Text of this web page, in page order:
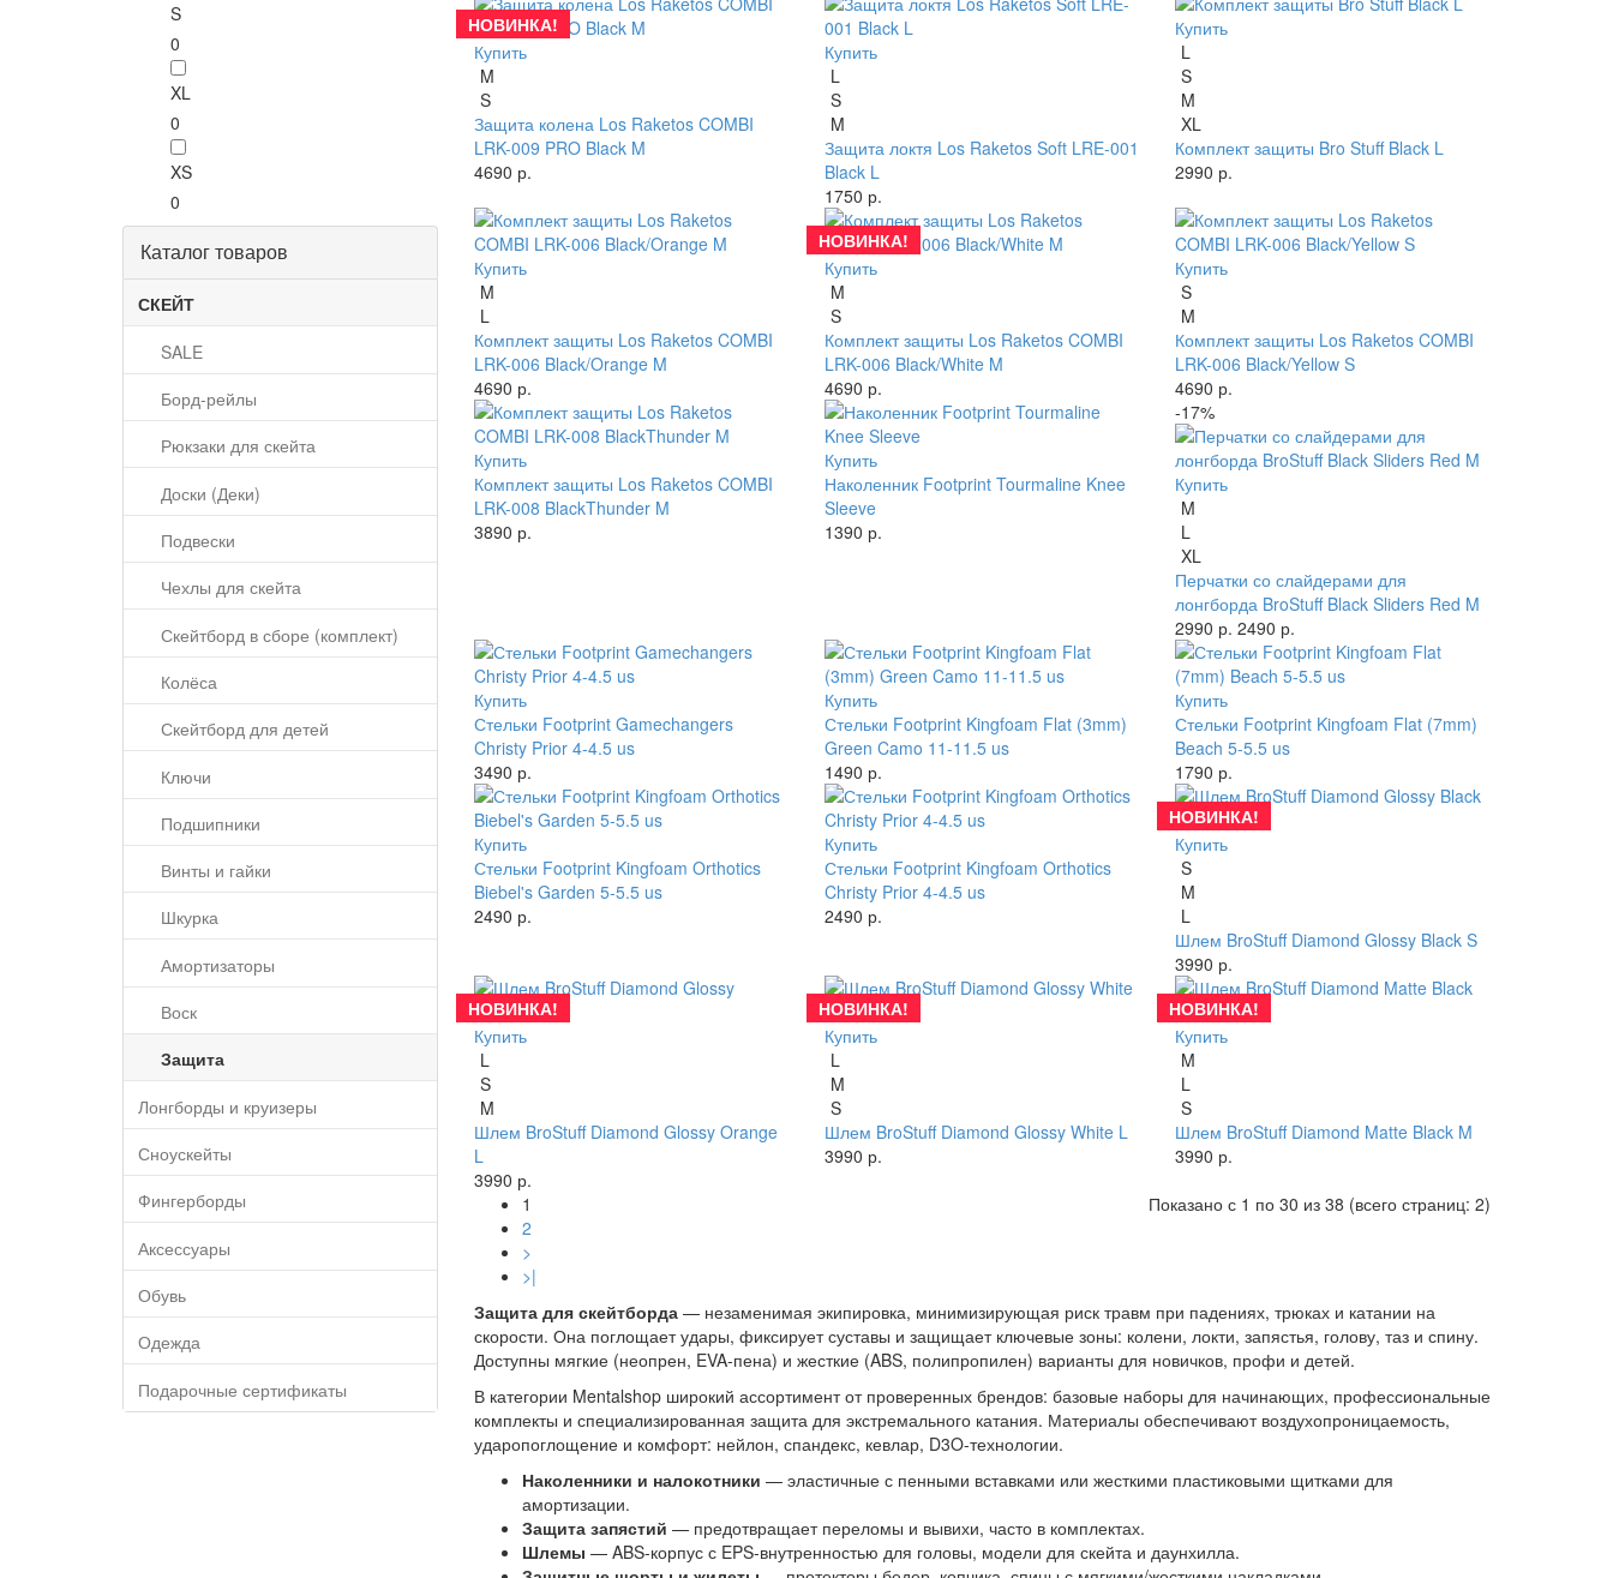
S
0
XL
0
XS
0
Каталог товаров
СКЕЙТ
SALE
Борд-рейлы
Рюкзаки для скейта
Доски (Деки)
Подвески
Чехлы для скейта
Скейтборд в сборе (комплект)
Колёса
Скейтборд для детей
Ключи
Подшипники
Винты и гайки
Шкурка
Амортизаторы
Воск
Защита
Лонгборды и круизеры
Сноускейты
Фингерборды
Аксессуары
Обувь
Одежда
Подарочные сертификаты
НОВИНКА!
Купить
M
S
Защита колена Los Raketos COMBI
LRK-009 PRO Black M
4690 р.
Купить
L
S
M
Защита локтя Los Raketos Soft LRE-001
Black L
1750 р.
Купить
L
S
M
XL
Комплект защиты Bro Stuff Black L
2990 р.
Купить
M
L
Комплект защиты Los Raketos COMBI
LRK-006 Black/Orange M
4690 р.
НОВИНКА!
Купить
M
S
Комплект защиты Los Raketos COMBI
LRK-006 Black/White M
4690 р.
Купить
S
M
Комплект защиты Los Raketos COMBI
LRK-006 Black/Yellow S
4690 р.
Купить
Комплект защиты Los Raketos COMBI
LRK-008 BlackThunder M
3890 р.
Купить
Наколенник Footprint Tourmaline Knee
Sleeve
1390 р.
-17%
Купить
M
L
XL
Перчатки со слайдерами для
лонгборда BroStuff Black Sliders Red M
2990 р. 2490 р.
Купить
Стельки Footprint Gamechangers
Christy Prior 4-4.5 us
3490 р.
Купить
Стельки Footprint Kingfoam Flat (3mm)
Green Camo 11-11.5 us
1490 р.
Купить
Стельки Footprint Kingfoam Flat (7mm)
Beach 5-5.5 us
1790 р.
Купить
Стельки Footprint Kingfoam Orthotics
Biebel's Garden 5-5.5 us
2490 р.
Купить
Стельки Footprint Kingfoam Orthotics
Christy Prior 4-4.5 us
2490 р.
НОВИНКА!
Купить
S
M
L
Шлем BroStuff Diamond Glossy Black S
3990 р.
НОВИНКА!
Купить
L
S
M
Шлем BroStuff Diamond Glossy Orange
L
3990 р.
НОВИНКА!
Купить
L
M
S
Шлем BroStuff Diamond Glossy White L
3990 р.
НОВИНКА!
Купить
M
L
S
Шлем BroStuff Diamond Matte Black M
3990 р.
1
2
>
>|
Показано с 1 по 30 из 38 (всего страниц: 2)
Защита для скейтборда— незаменимая экипировка, минимизирующая риск травм при падениях, трюках и катании на
скорости. Она поглощает удары, фиксирует суставы и защищает ключевые зоны: колени, локти, запястья, голову, таз и спину.
Доступны мягкие (неопрен, EVA-пена) и жесткие (ABS, полипропилен) варианты для новичков, профи и детей.
В категории Mentalshop широкий ассортимент от проверенных брендов: базовые наборы для начинающих, профессиональные
комплекты и специализированная защита для экстремального катания. Материалы обеспечивают воздухопроницаемость,
ударопоглощение и комфорт: нейлон, спандекс, кевлар, D3O-технологии.
Наколенники и налокотники — эластичные с пенными вставками или жесткими пластиковыми щитками для
амортизации.
Защита запястий — предотвращает переломы и вывихи, часто в комплектах.
Шлемы — ABS-корпус с EPS-внутренностью для головы, модели для скейта и даунхилла.